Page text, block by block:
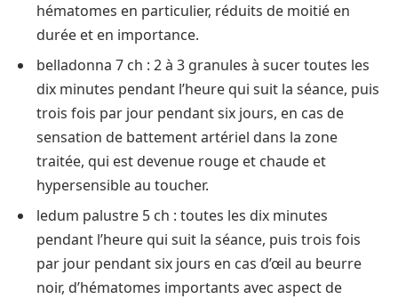
hématomes en particulier, réduits de moitié en
durée et en importance.
belladonna 7 ch : 2 à 3 granules à sucer toutes les
dix minutes pendant l’heure qui suit la séance, puis
trois fois par jour pendant six jours, en cas de
sensation de battement artériel dans la zone
traitée, qui est devenue rouge et chaude et
hypersensible au toucher.
ledum palustre 5 ch : toutes les dix minutes
pendant l’heure qui suit la séance, puis trois fois
par jour pendant six jours en cas d’œil au beurre
noir, d’hématomes importants avec aspect de